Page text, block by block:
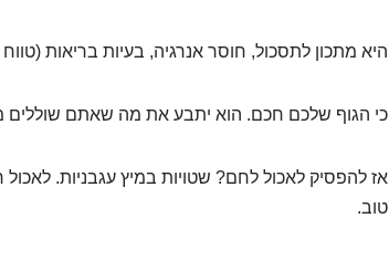
היא מתכון לתסכול, חוסר אנרגיה, בעיות בריאות
כי הגוף שלכם חכם. הוא יתבע את מה שאתם שוללים
אז להפסיק לאכול לחם? שטויות במיץ עגבניות.
טוב.